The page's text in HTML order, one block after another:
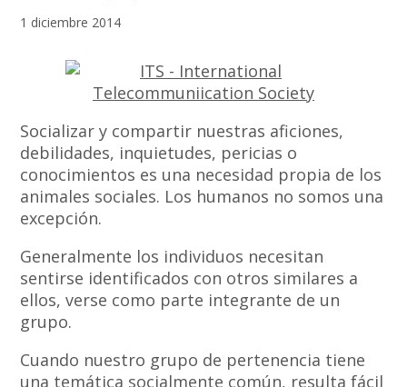
1 diciembre 2014
Socializar y compartir nuestras aficiones,
debilidades, inquietudes, pericias o
conocimientos es una necesidad propia de los
animales sociales. Los humanos no somos una
excepción.
Generalmente los individuos necesitan
sentirse identificados con otros similares a
ellos, verse como parte integrante de un
grupo.
Cuando nuestro grupo de pertenencia tiene
una temática socialmente común, resulta fácil